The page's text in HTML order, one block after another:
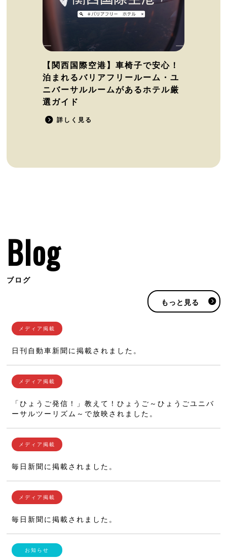
【関西国際空港】車椅子で安心！
泊まれるバリアフリールーム・ユ
ニバーサルルームがあるホテル厳
選ガイド
詳しく見る
Blog
ブログ
もっと見る
日刊自動車新聞に掲載されました。
「ひょうご発信！」教えて！ひょうご～ひょうごユニバ
ーサルツーリズム～で放映されました。
毎日新聞に掲載されました。
毎日新聞に掲載されました。